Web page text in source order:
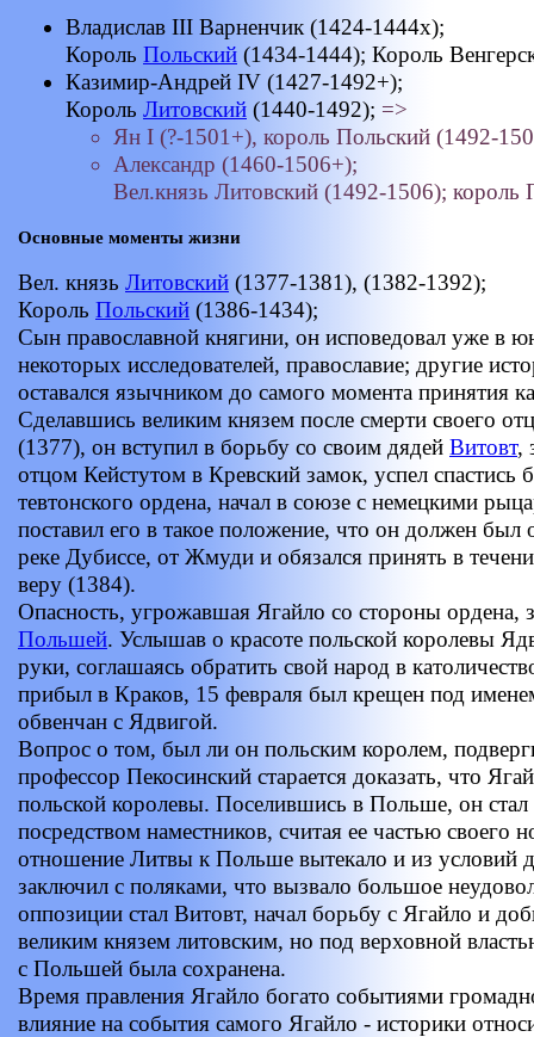
Владислав III Варненчик (1424-1444х);
Король Польский (1434-1444); Король
Казимир-Андрей IV (1427-1492+);
Король Литовский (1440-1492); =>
Ян I (?-1501+), король Польский (1492-
Александр (1460-1506+);
Вел.князь Литовский (1492-1506); король
Основные моменты жизни
Вел. князь Литовский (1377-1381), (1382-1392);
Король Польский (1386-1434);
Сын православной княгини, он исповедовал уже в
некоторых исследователей, православие; другие
оставался язычником до самого момента принятия
Сделавшись великим князем после смерти своего
(1377), он вступил в борьбу со своим дядей Витовт,
отцом Кейстутом в Кревский замок, успел спастись
тевтонского ордена, начал в союзе с немецкими
поставил его в такое положение, что он должен был
реке Дубиссе, от Жмуди и обязался принять в
веру (1384).
Опасность, угрожавшая Ягайло со стороны ордена,
Польшей. Услышав о красоте польской королевы
руки, соглашаясь обратить свой народ в
прибыл в Краков, 15 февраля был крещен под
обвенчан с Ядвигой.
Вопрос о том, был ли он польским королем,
профессор Пекосинский старается доказать, что
польской королевы. Поселившись в Польше, он стал
посредством наместников, считая ее частью своего
отношение Литвы к Польше вытекало и из условий
заключил с поляками, что вызвало большое
оппозиции стал Витовт, начал борьбу с Ягайло и
великим князем литовским, но под верховной
с Польшей была сохранена.
Время правления Ягайло богато событиями
влияние на события самого Ягайло - историки